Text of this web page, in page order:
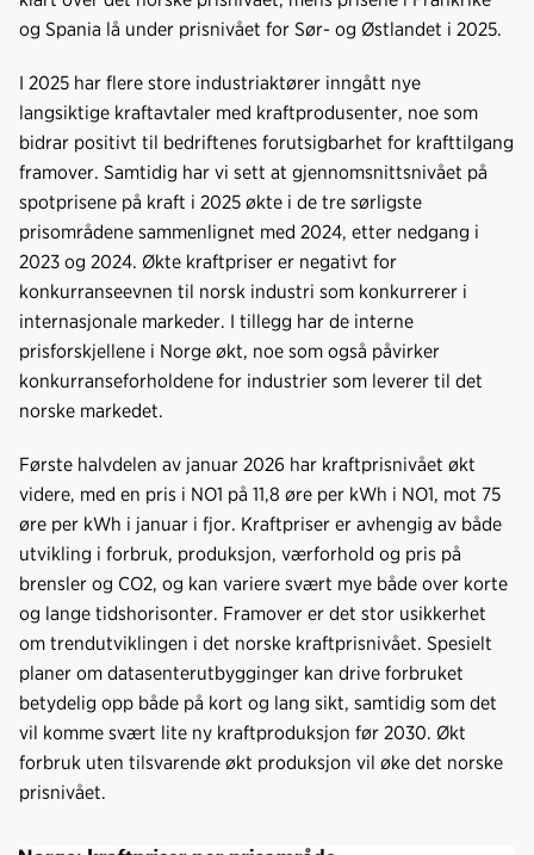
og Spania lå under prisnivået for Sør- og Østlandet i 2025.
I 2025 har flere store industriaktører inngått nye
langsiktige kraftavtaler med kraftprodusenter, noe som
bidrar positivt til bedriftenes forutsigbarhet for krafttilgang
framover. Samtidig har vi sett at gjennomsnittsnivået på
spotprisene på kraft i 2025 økte i de tre sørligste
prisområdene sammenlignet med 2024, etter nedgang i
2023 og 2024. Økte kraftpriser er negativt for
konkurranseevnen til norsk industri som konkurrerer i
internasjonale markeder. I tillegg har de interne
prisforskjellene i Norge økt, noe som også påvirker
konkurranseforholdene for industrier som leverer til det
norske markedet.
Første halvdelen av januar 2026 har kraftprisnivået økt
videre, med en pris i NO1 på 11,8 øre per kWh i NO1, mot 75
øre per kWh i januar i fjor. Kraftpriser er avhengig av både
utvikling i forbruk, produksjon, værforhold og pris på
brensler og CO2, og kan variere svært mye både over korte
og lange tidshorisonter. Framover er det stor usikkerhet
om trendutviklingen i det norske kraftprisnivået. Spesielt
planer om datasenterutbygginger kan drive forbruket
betydelig opp både på kort og lang sikt, samtidig som det
vil komme svært lite ny kraftproduksjon før 2030. Økt
forbruk uten tilsvarende økt produksjon vil øke det norske
prisnivået.